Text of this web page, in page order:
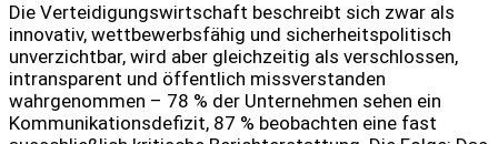
Die Verteidigungswirtschaft beschreibt sich zwar als
innovativ, wettbewerbsfähig und sicherheitspolitisch
unverzichtbar, wird aber gleichzeitig als verschlossen,
intransparent und öffentlich missverstanden
wahrgenommen – 78 % der Unternehmen sehen ein
Kommunikationsdefizit, 87 % beobachten eine fast